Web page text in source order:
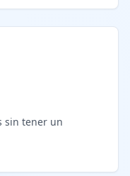
sin tener un